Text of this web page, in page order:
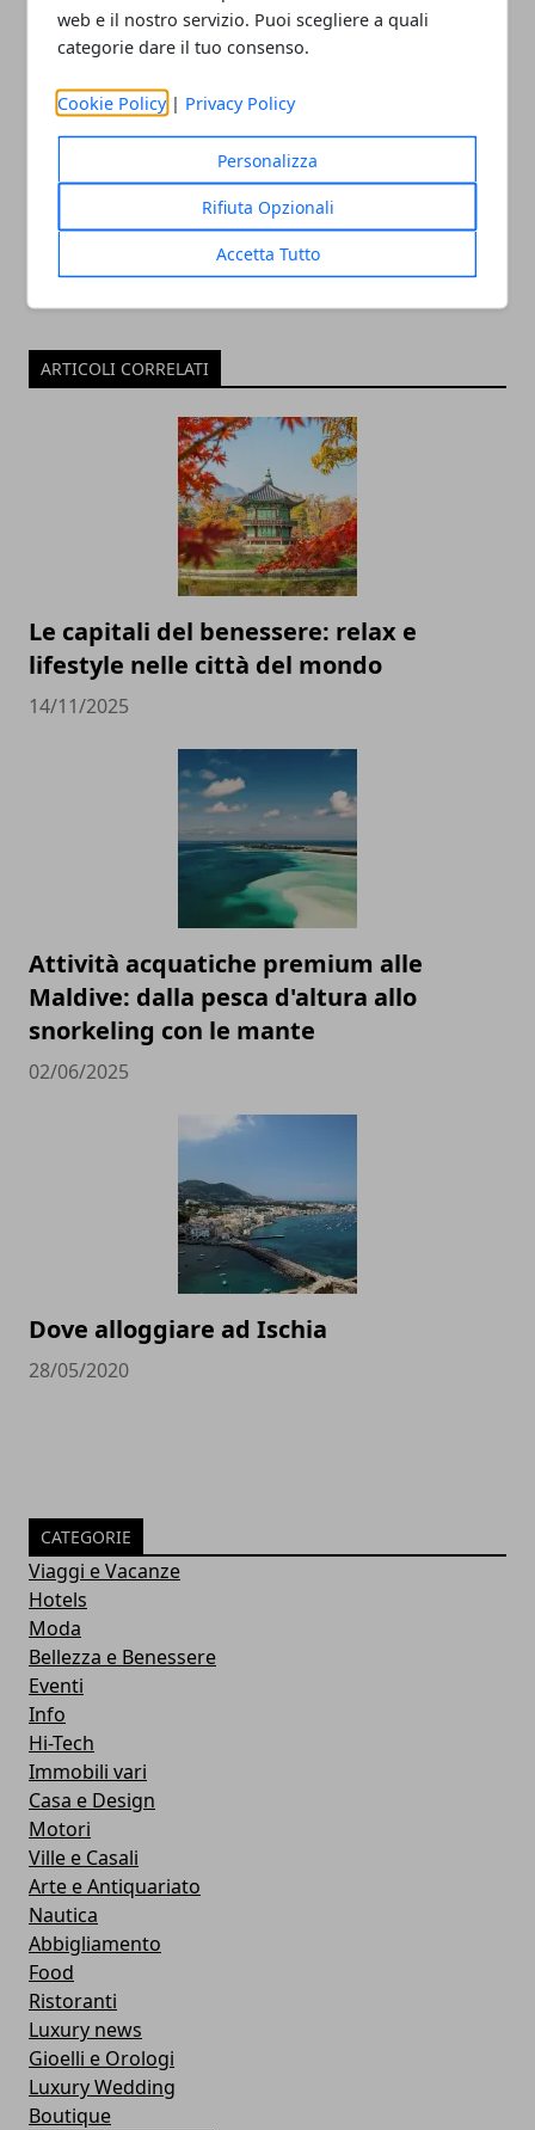
web e il nostro servizio. Puoi scegliere a quali
categorie dare il tuo consenso.
Cookie Policy | Privacy Policy
Personalizza
Rifiuta Opzionali
Accetta Tutto
Redazione
ARTICOLI CORRELATI
Le capitali del benessere: relax e
lifestyle nelle città del mondo
14/11/2025
Attività acquatiche premium alle
Maldive: dalla pesca d'altura allo
snorkeling con le mante
02/06/2025
Dove alloggiare ad Ischia
28/05/2020
CATEGORIE
Viaggi e Vacanze
Hotels
Moda
Bellezza e Benessere
Eventi
Info
Hi-Tech
Immobili vari
Casa e Design
Motori
Ville e Casali
Arte e Antiquariato
Nautica
Abbigliamento
Food
Ristoranti
Luxury news
Gioelli e Orologi
Luxury Wedding
Boutique